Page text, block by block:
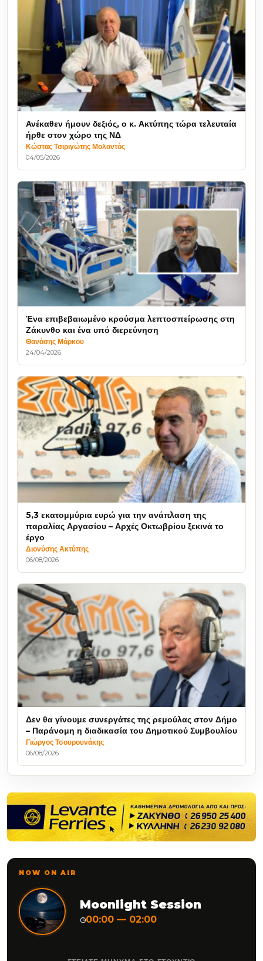
Ανέκαθεν ήμουν δεξιός, ο κ. Ακτύπης τώρα τελευταία
ήρθε στον χώρο της ΝΔ
Κώστας Τσιριγώτης Μολοντός
04/05/2026
Ένα επιβεβαιωμένο κρούσμα λεπτοσπείρωσης στη
Ζάκυνθο και ένα υπό διερεύνηση
Θανάσης Μάρκου
24/04/2026
5,3 εκατομμύρια ευρώ για την ανάπλαση της
παραλίας Αργασίου – Αρχές Οκτωβρίου ξεκινά το
έργο
Διονύσης Ακτύπης
06/08/2026
Δεν θα γίνουμε συνεργάτες της ρεμούλας στον Δήμο
– Παράνομη η διαδικασία του Δημοτικού Συμβουλίου
Γιώργος Τσουρουνάκης
06/08/2026
NOW ON AIR
Moonlight Session
◷00:00 — 02:00